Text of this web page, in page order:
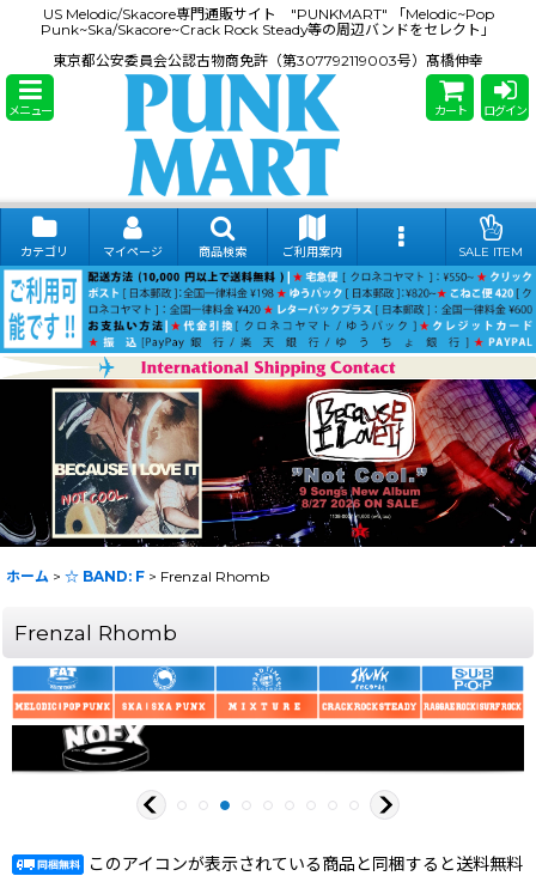
US Melodic/Skacore専門通販サイト "PUNKMART" 「Melodic~Pop
Punk~Ska/Skacore~Crack Rock Steady等の周辺バンドをセレクト」
東京都公安委員会公認古物商免許（第307792119003号）髙橋伸幸
メニュー カート ログイン
カテゴリ マイページ 商品検索 ご利用案内 SALE ITEM
ホーム > ☆ BAND: F > Frenzal Rhomb
Frenzal Rhomb
このアイコンが表示されている商品と同梱すると送料無料